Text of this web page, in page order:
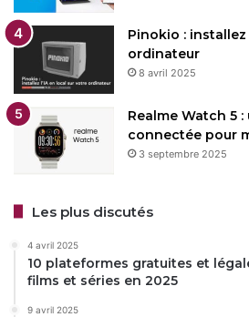
Pinokio : installez
ordinateur
8 avril 2025
Realme Watch 5
connectée pour
3 septembre 2025
Les plus discutés
4 avril 2025
10 plateformes gratuites et
films et séries en 2025
9 avril 2025